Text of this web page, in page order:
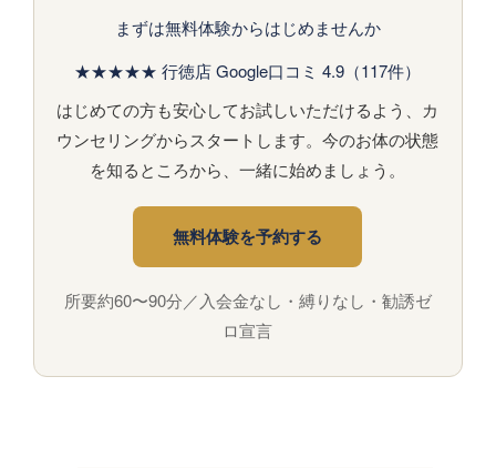
まずは無料体験からはじめませんか
★★★★★ 行徳店 Google口コミ 4.9（117件）
はじめての方も安心してお試しいただけるよう、カ
ウンセリングからスタートします。今のお体の状態
を知るところから、一緒に始めましょう。
無料体験を予約する
所要約60〜90分／入会金なし・縛りなし・勧誘ゼ
ロ宣言